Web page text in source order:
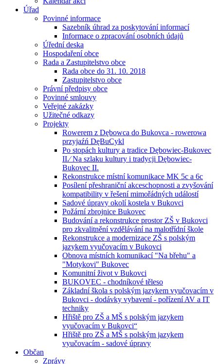
Úřad
Povinné informace
Sazebník úhrad za poskytování informací
Informace o zpracování osobních údajů
Úřední deska
Hospodaření obce
Rada a Zastupitelstvo obce
Rada obce do 31. 10. 2018
Zastupitelstvo obce
Právní předpisy obce
Povinné smlouvy
Veřejné zakázky
Užitečné odkazy
Projekty
Rowerem z Dębowca do Bukovca - rowerowa
przyjaźń DęBuCykl
Po stopách kultury a tradice Dębowiec-Bukovec
II.⁄ Na szlaku kultury i tradycji Dębowiec-
Bukovec II.
Rekonstrukce místní komunikace MK 5c a 6c
Posílení přeshraniční akceschopnosti a zvyšování
kompatibility v řešení mimořádných událostí
Sadové úpravy okolí kostela v Bukovci
Požární zbrojnice Bukovec
Budování a rekonstrukce prostor ZŠ v Bukovci
pro zkvalitnění vzdělávání na malotřídní škole
Rekonstrukce a modernizace ZŠ s polským
jazykem vyučovacím v Bukovci
Obnova místních komunikací "Na břehu" a
"Motykovi" Bukovec
Komunitní život v Bukovci
BUKOVEC - chodníkové těleso
Základní škola s polským jazykem vyučovacím v
Bukovci - dodávky vybavení - pořízení AV a IT
techniky
Hřiště pro ZŠ a MŠ s polským jazykem
vyučovacím v Bukovci“
Hřiště pro ZŠ a MŠ s polským jazykem
vyučovacím - sadové úpravy
Občan
Zprávy